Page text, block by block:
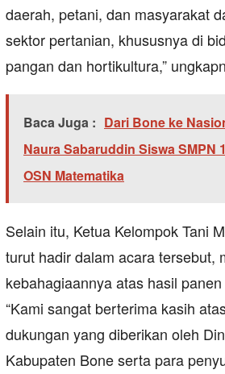
daerah, petani, dan masyarakat
sektor pertanian, khususnya di
pangan dan hortikultura,”
Baca Juga : Dari Bone ke
Naura Sabaruddin Siswa SMPN
OSN Matematika
Selain itu, Ketua Kelompok Tani
turut hadir dalam acara tersebut,
kebahagiaannya atas hasil
“Kami sangat berterima kasih
dukungan yang diberikan oleh
Kabupaten Bone serta para